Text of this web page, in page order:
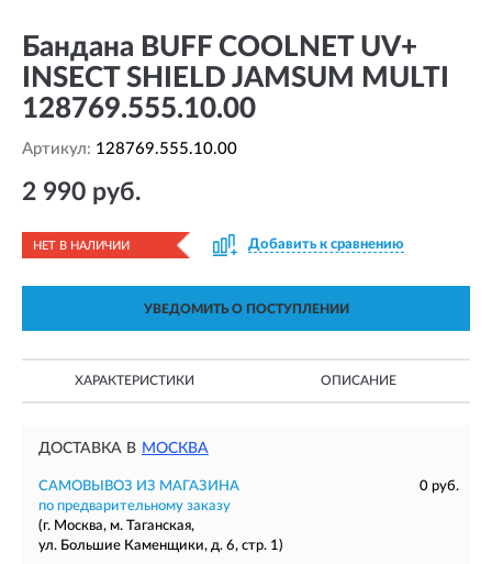
Бандана BUFF COOLNET UV+
INSECT SHIELD JAMSUM MULTI
128769.555.10.00
Артикул: 128769.555.10.00
2 990 руб.
НЕТ В НАЛИЧИИ Добавить к сравнению
УВЕДОМИТЬ О ПОСТУПЛЕНИИ
ХАРАКТЕРИСТИКИ ОПИСАНИЕ
ДОСТАВКА В МОСКВА
САМОВЫВОЗ ИЗ МАГАЗИНА
0 руб.
по предварительному заказу
(г. Москва, м. Таганская,
ул. Большие Каменщики, д. 6, стр. 1)